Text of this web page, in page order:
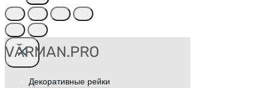
VӐRMAN.PRO
Декоративные рейки